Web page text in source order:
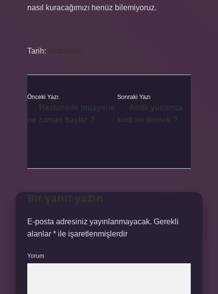
nasıl kuracağımızı henüz bilemiyoruz.
Tarih:
Önceki Yazı Sonraki Yazı
E-posta adresiniz yayınlanmayacak. Gerekli
alanlar * ile işaretlenmişlerdir
Yorum